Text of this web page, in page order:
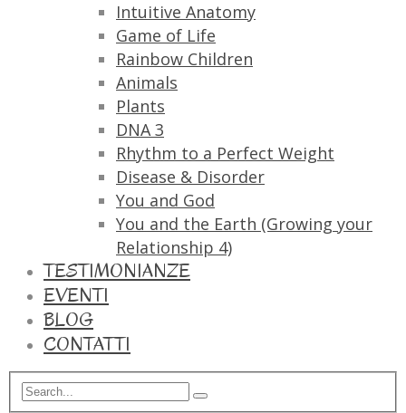
Intuitive Anatomy
Game of Life
Rainbow Children
Animals
Plants
DNA 3
Rhythm to a Perfect Weight
Disease & Disorder
You and God
You and the Earth (Growing your
Relationship 4)
TESTIMONIANZE
EVENTI
BLOG
CONTATTI